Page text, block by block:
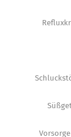
Vorsorge